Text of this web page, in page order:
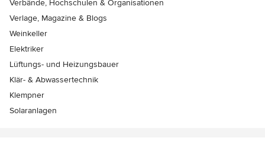
Verbände, Hochschulen & Organisationen
Verlage, Magazine & Blogs
Weinkeller
Elektriker
Lüftungs- und Heizungsbauer
Klär- & Abwassertechnik
Klempner
Solaranlagen